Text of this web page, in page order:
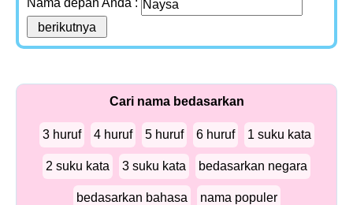
Nama depan Anda :
Cari nama bedasarkan
3 huruf 4 huruf 5 huruf 6 huruf 1 suku kata
2 suku kata 3 suku kata bedasarkan negara
bedasarkan bahasa nama populer